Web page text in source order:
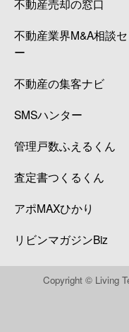
不動産売却の窓口
不動産業界M&A相談
ー
不動産の集客ナビ
SMSハンター
管理戸数ふえるくん
査定書つくるくん
アポMAXひかり
リビンマガジンBiz
Copyright © Living